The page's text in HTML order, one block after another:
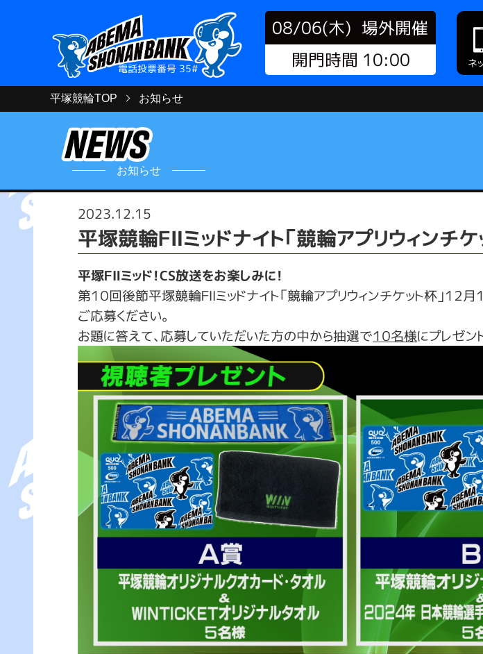
電話投票番号 35#
08/06(木) 場外開催
開門時間 10:00
ネ
平塚競輪TOP お知らせ
お知らせ
2023.12.15
平塚競輪ＦⅡミッドナイト「競輪アプリウィンチケ
平塚ＦⅡミッド！CS放送をお楽しみに！
第１０回後節平塚競輪ＦⅡミッドナイト「競輪アプリウィンチケット杯」１２月
ご応募ください。
お題に答えて、応募していただいた方の中から抽選で１０名様にプレゼン